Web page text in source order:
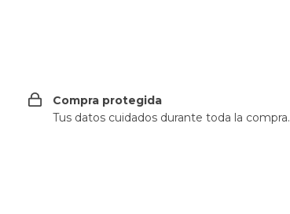
Compra protegida
Tus datos cuidados durante toda la compra.